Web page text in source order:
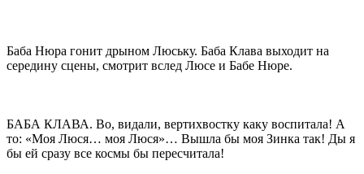
Баба Нюра гонит дрыном Люську. Баба Клава выходит на
середину сцены, смотрит вслед Люсе и Бабе Нюре.
БАБА КЛАВА. Во, видали, вертихвостку каку воспитала! А
то: «Моя Люся… моя Люся»… Вышла бы моя Зинка так! Ды я
бы ей сразу все космы бы пересчитала!